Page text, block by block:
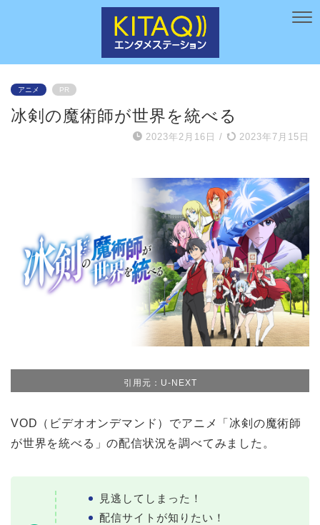
アニメ PR
冰剣の魔術師が世界を統べる
2023年2月16日 / 2023年7月15日
引用元：U-NEXT
VOD（ビデオオンデマンド）でアニメ「冰剣の魔術師
が世界を統べる」の配信状況を調べてみました。
見逃してしまった！
配信サイトが知りたい！